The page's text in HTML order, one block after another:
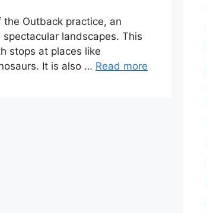
Outback practice, an
landscapes. This
stops at places like
It is also … Read more